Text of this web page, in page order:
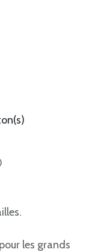
les grands